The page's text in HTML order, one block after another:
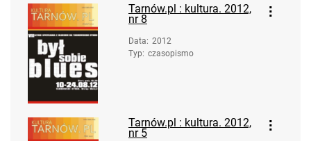
Tarnów.pl : kultura. 2012,
nr 8
Data: 2012
Typ: czasopismo
Tarnów.pl : kultura. 2012,
nr 5